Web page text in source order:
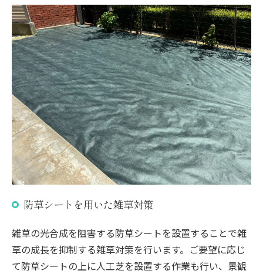
防草シートを用いた雑草対策
雑草の光合成を阻害する防草シートを設置することで雑
草の成長を抑制する雑草対策を行います。ご要望に応じ
て防草シートの上に人工芝を設置する作業も行い、景観